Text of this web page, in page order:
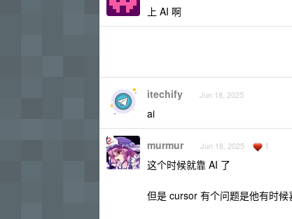
上 AI 啊
itechify Jun 18, 2025
ai
murmur Jun 18, 2025 1
这个时候就靠 AI 了
但是 cursor 有个问题是他有时